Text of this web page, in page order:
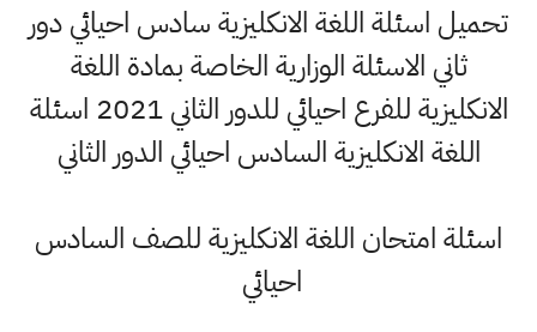
تحميل اسئلة اللغة الانكليزية سادس احيائي دور
ثاني الاسئلة الوزارية الخاصة بمادة اللغة
الانكليزية للفرع احيائي للدور الثاني 2021 اسئلة
اللغة الانكليزية السادس احيائي الدور الثاني
اسئلة امتحان اللغة الانكليزية للصف السادس
احيائي